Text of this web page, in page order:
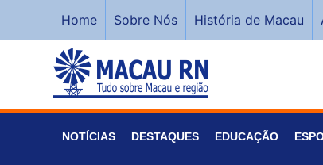
Home Sobre Nós História de Macau
NOTÍCIAS DESTAQUES EDUCAÇÃO